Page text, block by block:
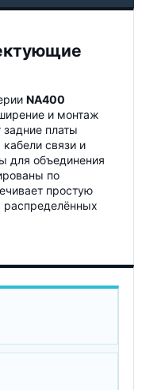
NA400
и монтаж
платы
связи и
для объединения
по
простую
распределённых